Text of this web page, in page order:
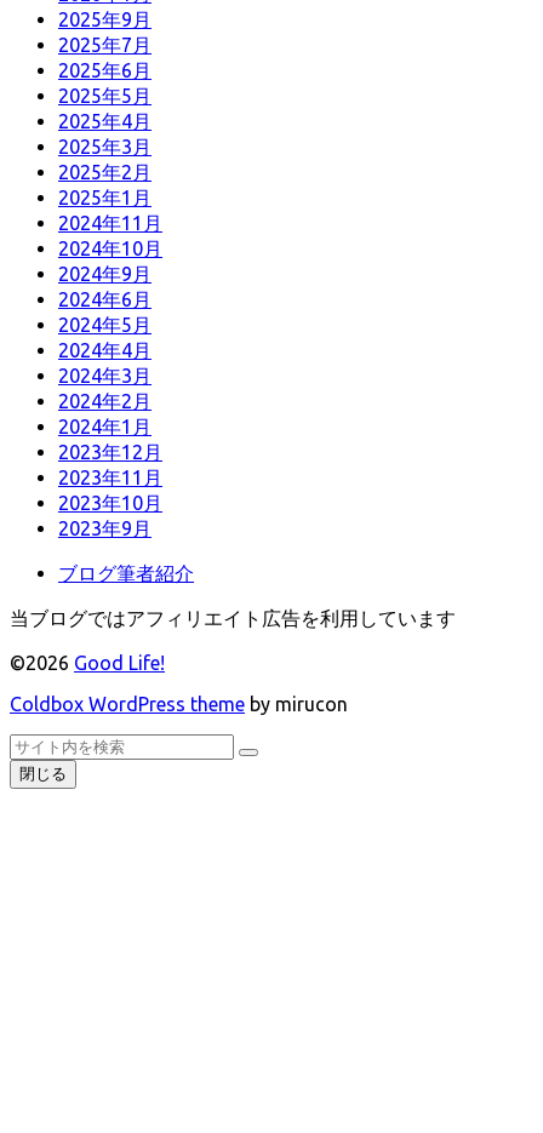
2025年9月
2025年7月
2025年6月
2025年5月
2025年4月
2025年3月
2025年2月
2025年1月
2024年11月
2024年10月
2024年9月
2024年6月
2024年5月
2024年4月
2024年3月
2024年2月
2024年1月
2023年12月
2023年11月
2023年10月
2023年9月
ブログ筆者紹介
当ブログではアフィリエイト広告を利用しています
©2026 Good Life!
Coldbox WordPress theme by mirucon
ト
ッ
プ
検
索
検
閉じる